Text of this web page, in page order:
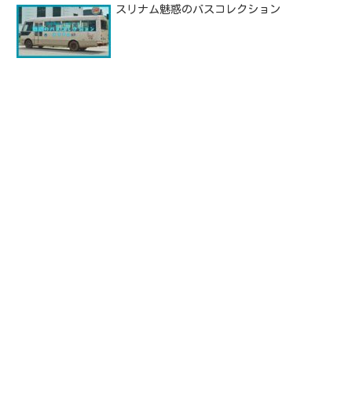
スリナム魅惑のバスコレクション